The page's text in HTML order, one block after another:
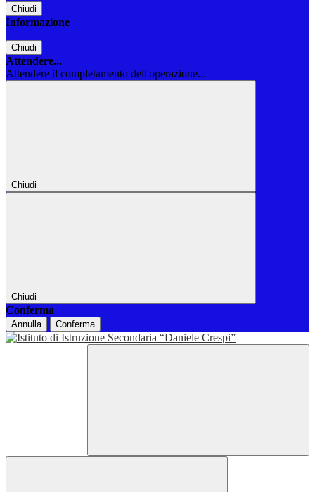
Chiudi
Informazione
Chiudi
Attendere...
Attendere il completamento dell'operazione...
Chiudi
Chiudi
Conferma
Annulla Conferma